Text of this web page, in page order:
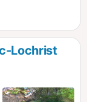
patrimoine
Lochrist